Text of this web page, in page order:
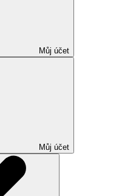
Můj účet
Můj účet